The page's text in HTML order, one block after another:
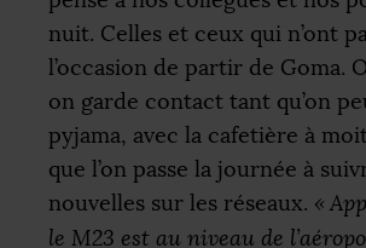
nuit. Celles et ceux qui n’ont
l’occasion de partir de Goma.
on garde contact tant qu’on
pyjama, avec la cafetière à
que l’on passe la journée à
nouvelles sur les réseaux. «
le M23 est au niveau de